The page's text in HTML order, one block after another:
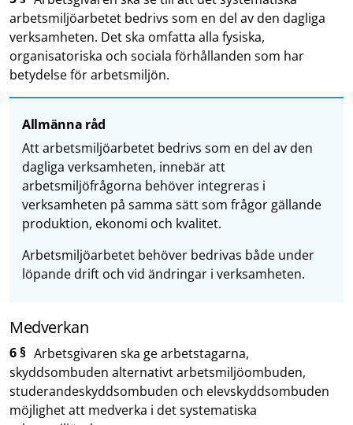
arbetsmiljöarbetet bedrivs som en del av den dagliga
verksamheten. Det ska omfatta alla fysiska,
organisatoriska och sociala förhållanden som har
betydelse för arbetsmiljön.
Allmänna råd
Att arbetsmiljöarbetet bedrivs som en del av den
dagliga verksamheten, innebär att
arbetsmiljöfrågorna behöver integreras i
verksamheten på samma sätt som frågor gällande
produktion, ekonomi och kvalitet.
Arbetsmiljöarbetet behöver bedrivas både under
löpande drift och vid ändringar i verksamheten.
Medverkan
6 § Arbetsgivaren ska ge arbetstagarna,
skyddsombuden alternativt arbetsmiljöombuden,
studerandeskyddsombuden och elevskyddsombuden
möjlighet att medverka i det systematiska